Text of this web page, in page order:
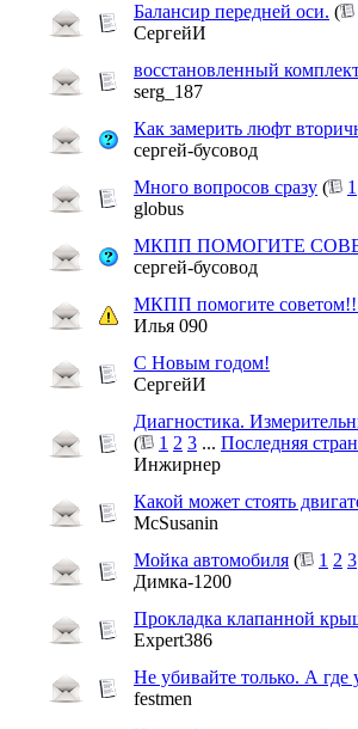
Балансир передней оси. (
СергейИ
восстановленный
serg_187
Как замерить люфт
сергей-бусовод
Много вопросов сразу ( 1
globus
МКПП ПОМОГИТЕ
сергей-бусовод
МКПП помогите
Илья 090
С Новым годом!
СергейИ
Диагностика.
(
1 2 3 ... Последняя
Инжирнер
Какой может стоять
McSusanin
Мойка автомобиля ( 1 2 3
Димка-1200
Прокладка клапанной
Expert386
Не убивайте только. А
festmen